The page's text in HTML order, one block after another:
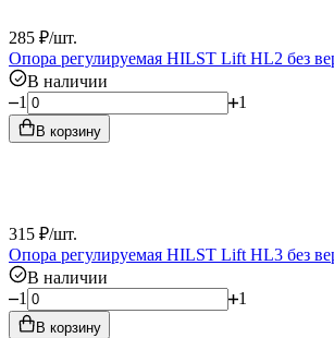
285 ₽/шт.
Опора регулируемая HILST Lift HL2 без
В наличии
1
1
В корзину
315 ₽/шт.
Опора регулируемая HILST Lift HL3 без
В наличии
1
1
В корзину